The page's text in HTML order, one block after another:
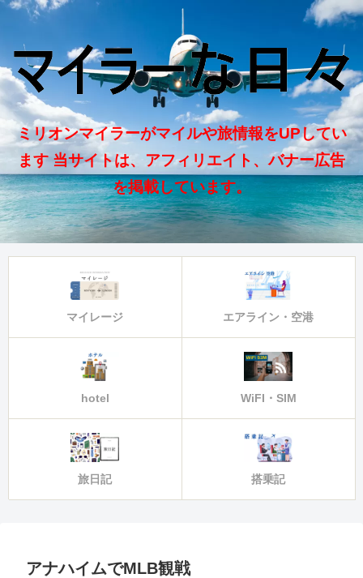
ミリオンマイラーがマイルや旅情報をUPしてい
ます 当サイトは、アフィリエイト、バナー広告
を掲載しています。
マイレージ エアライン・空港
hotel WiFI・SIM
旅日記 搭乗記
アナハイムでMLB観戦